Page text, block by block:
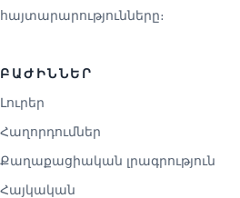
հայտարարությունները։
ԲԱԺԻՆՆԵՐ
Լուրեր
Հաղորդումներ
Քաղաքացիական լրագրություն
Հայկական